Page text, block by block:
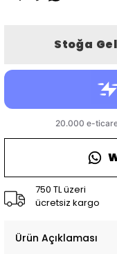
Stoğa
750 TL üzeri
ücretsiz kargo
Ürün Açıklaması